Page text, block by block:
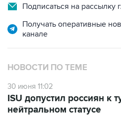
Подписаться на рассылку
Получать оперативные
канале
НОВОСТИ ПО ТЕМЕ
30 июня 11:02
ISU допустил россиян к
нейтральном статусе